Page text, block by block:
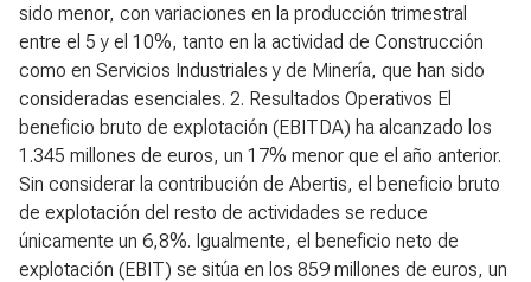
sido menor, con variaciones en la producción trimestral
entre el 5 y el 10%, tanto en la actividad de Construcción
como en Servicios Industriales y de Minería, que han sido
consideradas esenciales. 2. Resultados Operativos El
beneficio bruto de explotación (EBITDA) ha alcanzado los
1.345 millones de euros, un 17% menor que el año anterior.
Sin considerar la contribución de Abertis, el beneficio bruto
de explotación del resto de actividades se reduce
únicamente un 6,8%. Igualmente, el beneficio neto de
explotación (EBIT) se sitúa en los 859 millones de euros, un